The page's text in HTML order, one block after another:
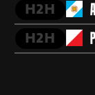
H2H
H2H